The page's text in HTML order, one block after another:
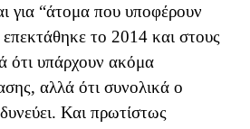
για “άτομα που υποφέρουν
επεκτάθηκε το 2014 και στους
ότι υπάρχουν ακόμα
αλλά ότι συνολικά ο
Και πρωτίστως